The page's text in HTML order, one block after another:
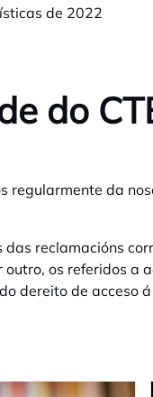
de 2022
do
regularmente da
reclamacións
os referidos a
dereito de acceso